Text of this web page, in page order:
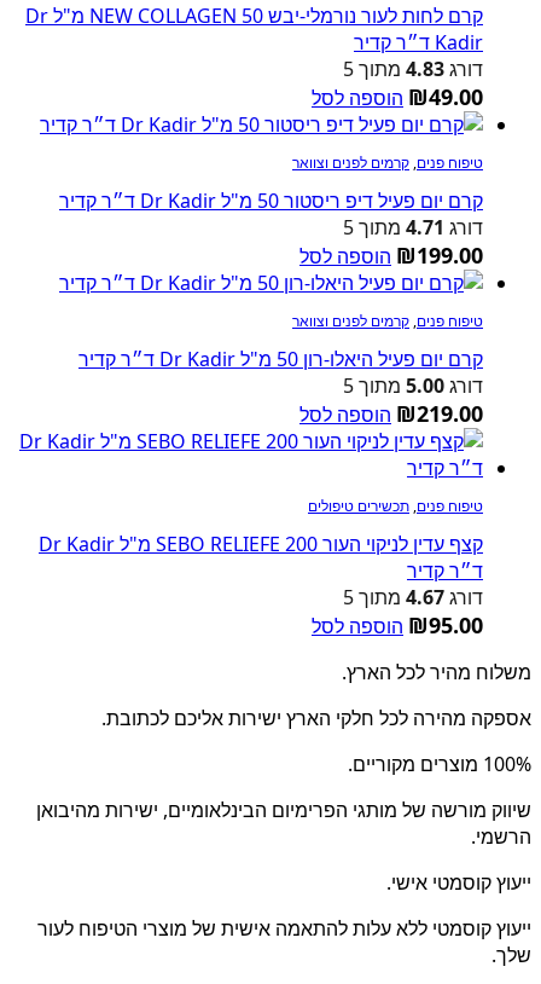
קרם לחות לעור נורמלי-יבש NEW COLLAGEN 50 מ"ל Dr
Kadir ד״ר קדיר
דורג4.83 מתוך 5
₪49.00 הוספה לסל
טיפוח פנים, קרמים לפנים וצוואר
קרם יום פעיל דיפ ריסטור 50 מ"ל Dr Kadir ד״ר קדיר
דורג 4.71 מתוך 5
₪199.00 הוספה לסל
טיפוח פנים, קרמים לפנים וצוואר
קרם יום פעיל היאלו-רון 50 מ"ל Dr Kadir ד״ר קדיר
דורג5.00 מתוך 5
₪219.00 הוספה לסל
טיפוח פנים, תכשירים טיפולים
קצף עדין לניקוי העור SEBO RELIEFE 200 מ"ל Dr Kadir
ד״ר קדיר
דורג4.67 מתוך 5
₪95.00
הוספה לסל
משלוח מהיר לכל הארץ.
אספקה מהירה לכל חלקי הארץ ישירות אליכם לכתובת.
100% מוצרים מקוריים.
שיווק מורשה של מותגי הפרימיום הבינלאומיים, ישירות מהיבואן
הרשמי.
ייעוץ קוסמטי אישי.
ייעוץ קוסמטי ללא עלות להתאמה אישית של מוצרי הטיפוח לעור
שלך.